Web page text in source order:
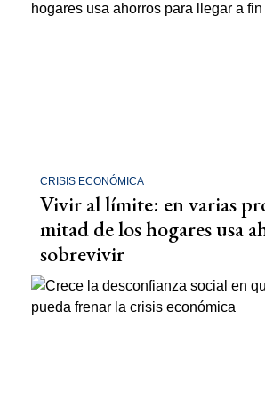
CRISIS ECONÓMICA
Vivir al límite: en varias
mitad de los hogares usa
sobrevivir